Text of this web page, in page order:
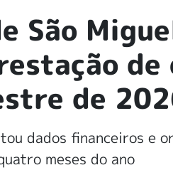
São
de
de
dados financeiros e
meses do ano